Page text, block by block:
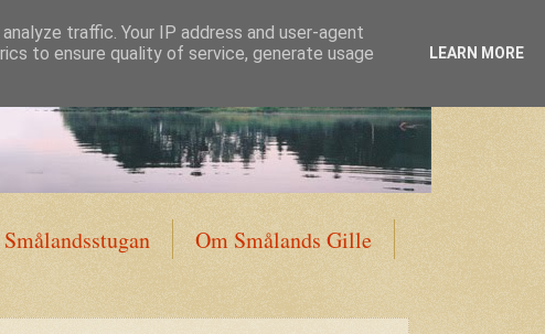
Smålandsstugan Om Smålands Gille
traffic. Your IP address and user-agent
to ensure quality of service, generate usage
LEARN MORE